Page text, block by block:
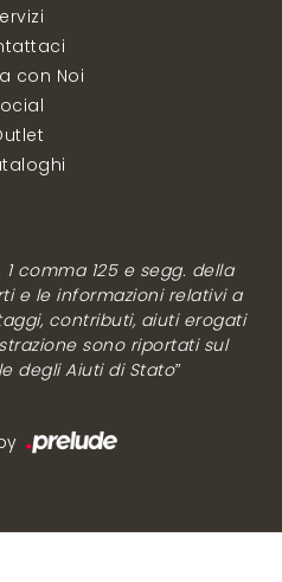
con Noi
comma 125 e segg. della
e le informazioni relativi a
contributi, aiuti erogati
sono riportati sul
degli Aiuti di Stato”